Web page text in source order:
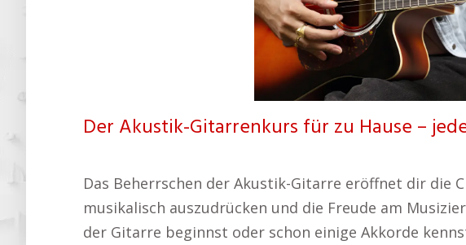
Der Akustik-Gitarrenkurs für zu Hause –
Das Beherrschen der Akustik-Gitarre eröffnet dir die
musikalisch auszudrücken und die Freude am
der Gitarre beginnst oder schon einige Akkorde